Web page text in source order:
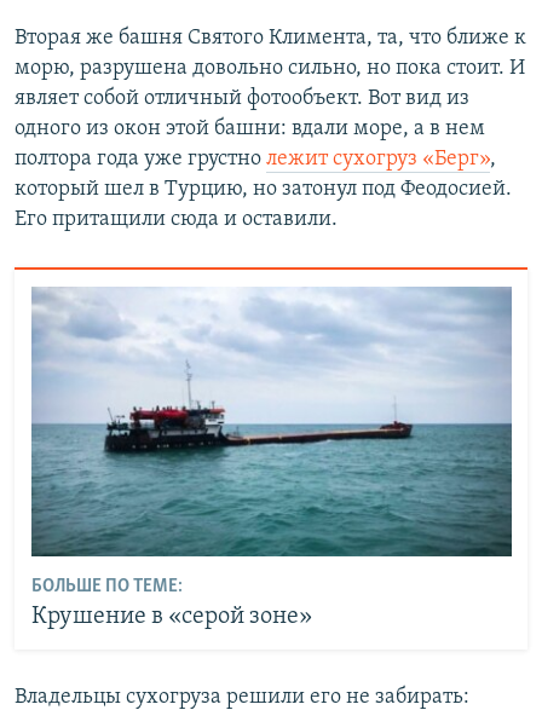
Вторая же башня Святого Климента, та, что ближе к
морю, разрушена довольно сильно, но пока стоит. И
являет собой отличный фотообъект. Вот вид из
одного из окон этой башни: вдали море, а в нем
полтора года уже грустно лежит сухогруз «Берг»,
который шел в Турцию, но затонул под Феодосией.
Его притащили сюда и оставили.
БОЛЬШЕ ПО ТЕМЕ:
Крушение в «серой зоне»
Владельцы сухогруза решили его не забирать: